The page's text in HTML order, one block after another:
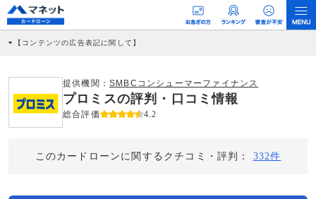
【コンテンツの広告表記に関して】
社に対して企業から紹介報酬が支払われるという収益モデルです。 ただし、特定の
商品を根拠なくPRするものではなく、当編集部の調査／ユーザーへの口コミ収集な
どに基づき、公平性を担保した情報提供を行っています。
>提携企業一覧
提供機関： SMBCコンシューマーファイナンス
プロミスの評判・口コミ情報
総合評価 4.2
このカードローンに関するクチコミ・評判： 332件